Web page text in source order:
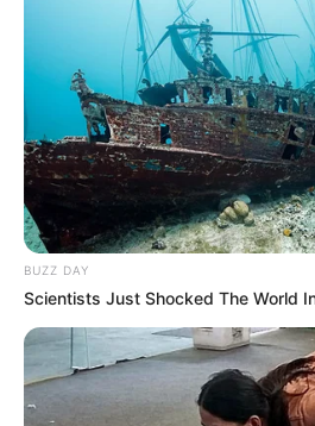
BUZZ DAY
Scientists Just Shocked The World